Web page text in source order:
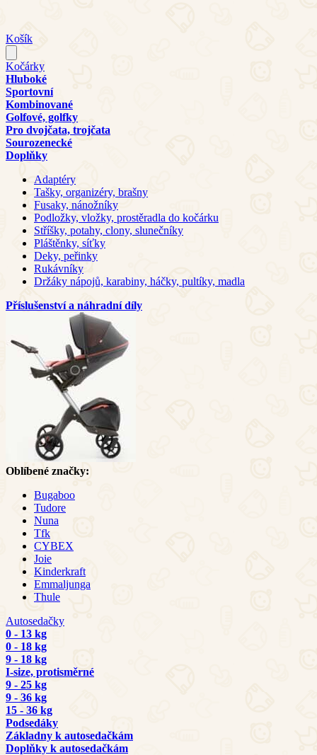
Košík
Kočárky
Hluboké
Sportovní
Kombinované
Golfové, golfky
Pro dvojčata, trojčata
Sourozenecké
Doplňky
Adaptéry
Tašky, organizéry, brašny
Fusaky, nánožníky
Podložky, vložky, prostěradla do kočárku
Stříšky, potahy, clony, slunečníky
Pláštěnky, síťky
Deky, peřinky
Rukávníky
Držáky nápojů, karabiny, háčky, pultíky, madla
Příslušenství a náhradní díly
Oblíbené značky:
Bugaboo
Tudore
Nuna
Tfk
CYBEX
Joie
Kinderkraft
Emmaljunga
Thule
Autosedačky
0 - 13 kg
0 - 18 kg
9 - 18 kg
I-size, protisměrné
9 - 25 kg
9 - 36 kg
15 - 36 kg
Podsedáky
Základny k autosedačkám
Doplňky k autosedačkám